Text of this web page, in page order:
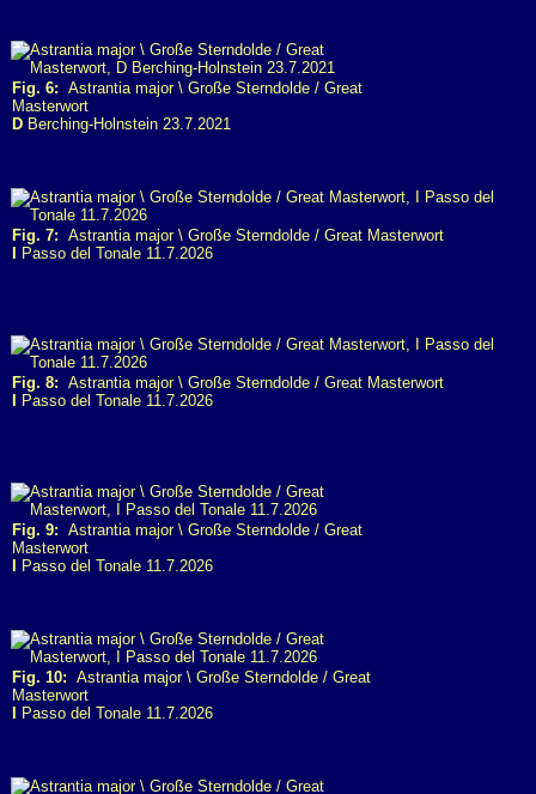
Fig. 6: Astrantia major \ Große Sterndolde / Great
Masterwort
D Berching-Holnstein 23.7.2021
Fig. 7: Astrantia major \ Große Sterndolde / Great Masterwort
Passo del Tonale 11.7.2026
Fig. 8: Astrantia major \ Große Sterndolde / Great Masterwort
Passo del Tonale 11.7.2026
Fig. 9: Astrantia major \ Große Sterndolde / Great
Masterwort
Passo del Tonale 11.7.2026
Fig. 10: Astrantia major \ Große Sterndolde / Great
Masterwort
Passo del Tonale 11.7.2026